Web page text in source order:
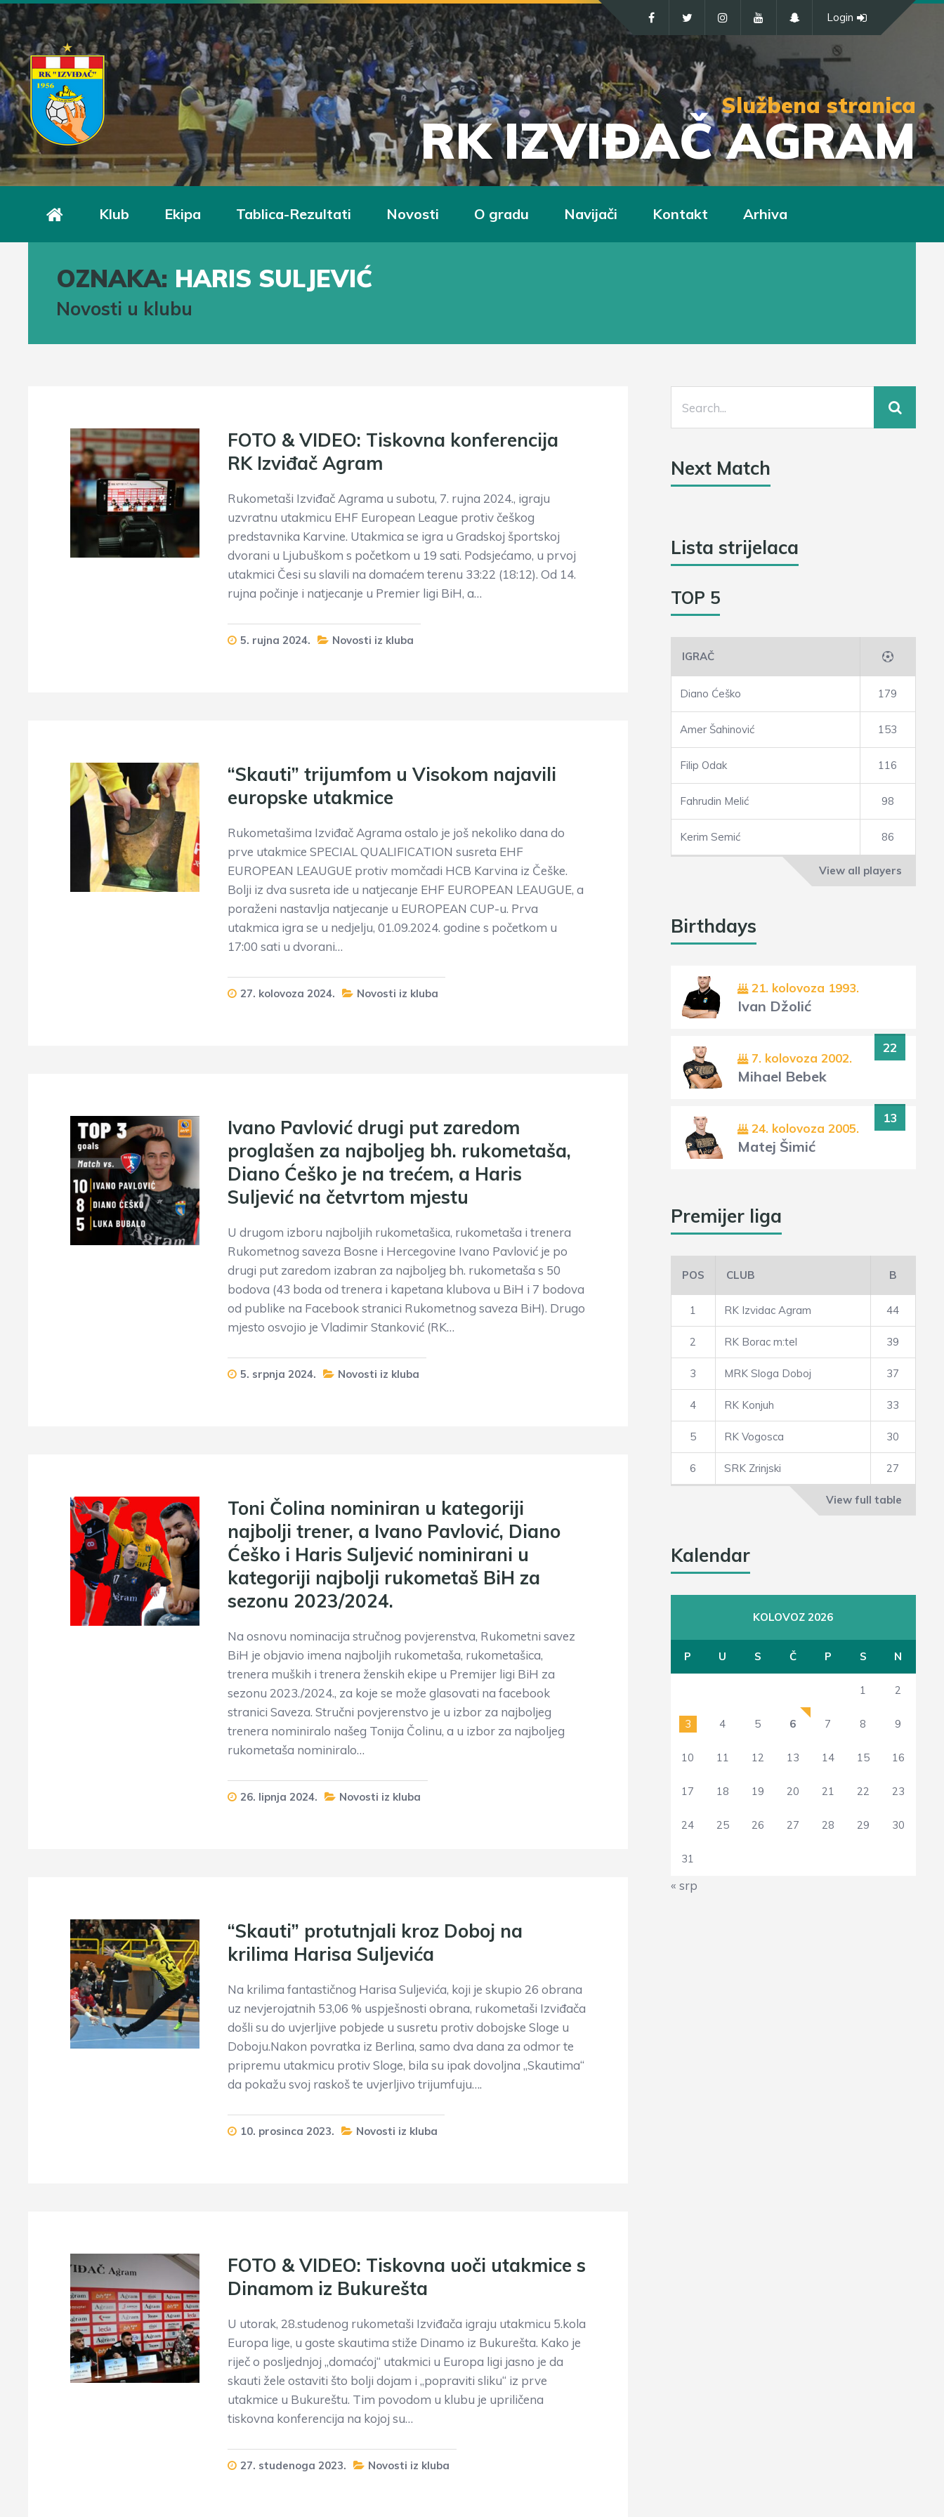
Službena stranica
RK IZVIĐAČ AGRAM
Login
Klub Ekipa Tablica-Rezultati Novosti O gradu Navijači Kontakt Arhiva
OZNAKA: HARIS SULJEVIĆ
Novosti u klubu
FOTO & VIDEO: Tiskovna konferencija
RK Izviđač Agram
Rukometaši Izviđač Agrama u subotu, 7. rujna 2024., igraju
uzvratnu utakmicu EHF European League protiv češkog
predstavnika Karvine. Utakmica se igra u Gradskoj športskoj
dvorani u Ljubuškom s početkom u 19 sati. Podsjećamo, u prvoj
utakmici Česi su slavili na domaćem terenu 33:22 (18:12). Od 14.
rujna počinje i natjecanje u Premier ligi BiH, a…
5. rujna 2024. Novosti iz kluba
“Skauti” trijumfom u Visokom najavili
europske utakmice
Rukometašima Izviđač Agrama ostalo je još nekoliko dana do
prve utakmice SPECIAL QUALIFICATION susreta EHF
EUROPEAN LEAUGUE protiv momčadi HCB Karvina iz Češke.
Bolji iz dva susreta ide u natjecanje EHF EUROPEAN LEAUGUE, a
poraženi nastavlja natjecanje u EUROPEAN CUP-u. Prva
utakmica igra se u nedjelju, 01.09.2024. godine s početkom u
17:00 sati u dvorani…
27. kolovoza 2024. Novosti iz kluba
Ivano Pavlović drugi put zaredom
proglašen za najboljeg bh. rukometaša,
Diano Ćeško je na trećem, a Haris
Suljević na četvrtom mjestu
U drugom izboru najboljih rukometašica, rukometaša i trenera
Rukometnog saveza Bosne i Hercegovine Ivano Pavlović je po
drugi put zaredom izabran za najboljeg bh. rukometaša s 50
bodova (43 boda od trenera i kapetana klubova u BiH i 7 bodova
od publike na Facebook stranici Rukometnog saveza BiH). Drugo
mjesto osvojio je Vladimir Stanković (RK…
5. srpnja 2024. Novosti iz kluba
Toni Čolina nominiran u kategoriji
najbolji trener, a Ivano Pavlović, Diano
Ćeško i Haris Suljević nominirani u
kategoriji najbolji rukometaš BiH za
sezonu 2023/2024.
Na osnovu nominacija stručnog povjerenstva, Rukometni savez
BiH je objavio imena najboljih rukometaša, rukometašica,
trenera muških i trenera ženskih ekipe u Premijer ligi BiH za
sezonu 2023./2024., za koje se može glasovati na facebook
stranici Saveza. Stručni povjerenstvo je u izbor za najboljeg
trenera nominiralo našeg Tonija Čolinu, a u izbor za najboljeg
rukometaša nominiralo…
26. lipnja 2024. Novosti iz kluba
“Skauti” protutnjali kroz Doboj na
krilima Harisa Suljevića
Na krilima fantastičnog Harisa Suljevića, koji je skupio 26 obrana
uz nevjerojatnih 53,06 % uspješnosti obrana, rukometaši Izviđača
došli su do uvjerljive pobjede u susretu protiv dobojske Sloge u
Doboju.Nakon povratka iz Berlina, samo dva dana za odmor te
pripremu utakmicu protiv Sloge, bila su ipak dovoljna „Skautima“
da pokažu svoj raskoš te uvjerljivo trijumfuju….
10. prosinca 2023. Novosti iz kluba
FOTO & VIDEO: Tiskovna uoči utakmice s
Dinamom iz Bukurešta
U utorak, 28.studenog rukometaši Izviđača igraju utakmicu 5.kola
Europa lige, u goste skautima stiže Dinamo iz Bukurešta. Kako je
riječ o posljednjoj „domaćoj“ utakmici u Europa ligi jasno je da
skauti žele ostaviti što bolji dojam i „popraviti sliku“ iz prve
utakmice u Bukureštu. Tim povodom u klubu je upriličena
tiskovna konferencija na kojoj su…
27. studenoga 2023. Novosti iz kluba
Next Match
Lista strijelaca
TOP 5
IGRAČ
Diano Ćeško 179
Amer Šahinović 153
Filip Odak 116
Fahrudin Melić 98
Kerim Semić 86
View all players
Birthdays
21. kolovoza 1993.
Ivan Džolić
22
7. kolovoza 2002.
Mihael Bebek
13
24. kolovoza 2005.
Matej Šimić
Premijer liga
POS CLUB B
1 RK Izvidac Agram 44
2 RK Borac m:tel 39
3 MRK Sloga Doboj 37
4 RK Konjuh 33
5 RK Vogosca 30
6 SRK Zrinjski 27
View full table
Kalendar
KOLOVOZ 2026
P U S Č P S N
1 2
3 4 5 6 7 8 9
10 11 12 13 14 15 16
17 18 19 20 21 22 23
24 25 26 27 28 29 30
31
« srp